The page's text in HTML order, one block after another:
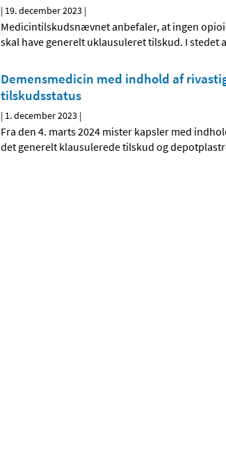
| 19. december 2023 |
Medicintilskudsnævnet anbefaler, at ingen
skal have generelt uklausuleret tilskud. I stedet
Demensmedicin med indhold af
tilskudsstatus
| 1. december 2023 |
Fra den 4. marts 2024 mister kapsler med
det generelt klausulerede tilskud og